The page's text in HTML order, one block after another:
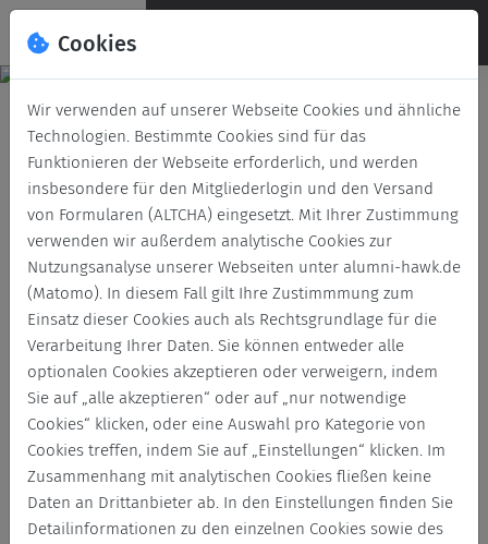
Fakultät Gestaltung in Hildesheim
Eure Alumni-Community ist ein vielschichtiges Netzwerk aus
kreativen und progressiven Gestalterinnen und Gestaltern, die
über ganz Deutschland, Europa und die Welt verteilt leben
und arbeiten.
So vielseitig und überraschend wie unsere Fakultät Gestaltung
sind auch Eure privaten und beruflichen Wege. Uns alle eint
nicht nur die Alma Mater, sondern auch der Anspruch und
das Streben danach gemeinsam einen positiven Einfluss auf
die Welt zu nehmen und uns dabei gegenseitig zu
unterstützen.
Wir als Fakultät möchten daher gerne mit Euch in Kontakt
bleiben – auch damit Ihr untereinander in Kontakt bleibt.
Cookies
Wir verwenden auf unserer Webseite Cookies und ähnliche
Technologien. Bestimmte Cookies sind für das
Funktionieren der Webseite erforderlich, und werden
insbesondere für den Mitgliederlogin und den Versand
von Formularen (ALTCHA) eingesetzt. Mit Ihrer Zustimmung
verwenden wir außerdem analytische Cookies zur
Nutzungsanalyse unserer Webseiten unter alumni-hawk.de
(Matomo). In diesem Fall gilt Ihre Zustimmmung zum
Einsatz dieser Cookies auch als Rechtsgrundlage für die
Verarbeitung Ihrer Daten. Sie können entweder alle
optionalen Cookies akzeptieren oder verweigern, indem
Sie auf „alle akzeptieren“ oder auf „nur notwendige
Cookies“ klicken, oder eine Auswahl pro Kategorie von
Cookies treffen, indem Sie auf „Einstellungen“ klicken. Im
Zusammenhang mit analytischen Cookies fließen keine
Daten an Drittanbieter ab. In den Einstellungen finden Sie
Detailinformationen zu den einzelnen Cookies sowie des